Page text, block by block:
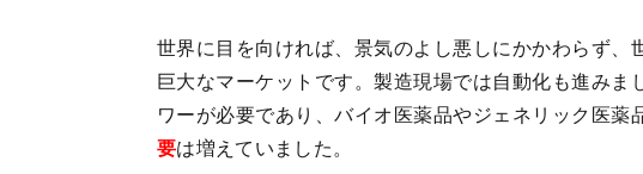
世界に目を向ければ、景気のよし悪しにかかわらず
巨大なマーケットです。製造現場では自動化も進み
ワーが必要であり、バイオ医薬品やジェネリック医
要は増えていました。